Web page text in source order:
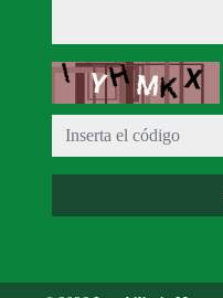
Captcha